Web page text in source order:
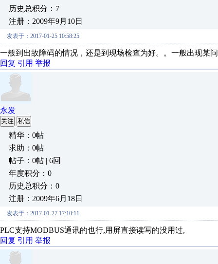
历史总积分：7
注册：2009年9月10日
发表于：2017-01-25 10:58:25
一般到出故障码的情况，还是到现场检查为好。。一般出现某
回复 引用 举报
永发
关注 私信
精华：0帖
求助：0帖
帖子：0帖 | 6回
年度积分：0
历史总积分：0
注册：2009年6月18日
发表于：2017-01-27 17:10:11
PLC支持MODBUS通讯的也行,用屏直接读写的没用过,
回复 引用 举报